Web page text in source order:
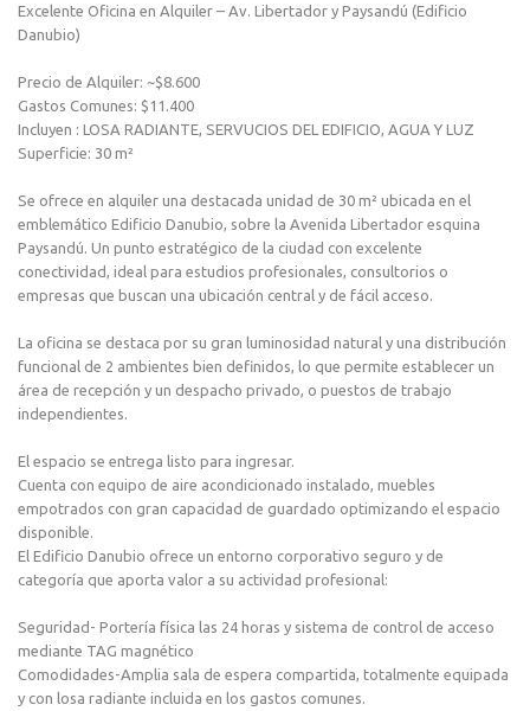
Excelente Oficina en Alquiler – Av. Libertador y Paysandú (Edificio
Danubio)
Precio de Alquiler: ~$8.600
Gastos Comunes: $11.400
Incluyen : LOSA RADIANTE, SERVUCIOS DEL EDIFICIO, AGUA Y LUZ
Superficie: 30 m²
Se ofrece en alquiler una destacada unidad de 30 m² ubicada en el
emblemático Edificio Danubio, sobre la Avenida Libertador esquina
Paysandú. Un punto estratégico de la ciudad con excelente
conectividad, ideal para estudios profesionales, consultorios o
empresas que buscan una ubicación central y de fácil acceso.
La oficina se destaca por su gran luminosidad natural y una distribución
funcional de 2 ambientes bien definidos, lo que permite establecer un
área de recepción y un despacho privado, o puestos de trabajo
independientes.
El espacio se entrega listo para ingresar.
Cuenta con equipo de aire acondicionado instalado, muebles
empotrados con gran capacidad de guardado optimizando el espacio
disponible.
El Edificio Danubio ofrece un entorno corporativo seguro y de
categoría que aporta valor a su actividad profesional:
Seguridad- Portería física las 24 horas y sistema de control de acceso
mediante TAG magnético
Comodidades-Amplia sala de espera compartida, totalmente equipada
y con losa radiante incluida en los gastos comunes.